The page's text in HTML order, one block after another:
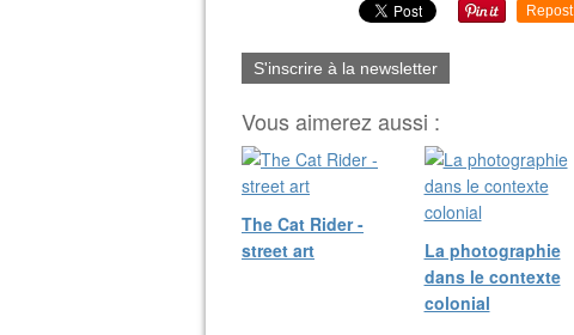
Repost
S'inscrire à la newsletter
Vous aimerez aussi :
The Cat Rider -
street art
La photographie
dans le contexte
colonial